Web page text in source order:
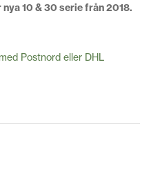
10 & 30 serie från 2018.
Postnord eller DHL